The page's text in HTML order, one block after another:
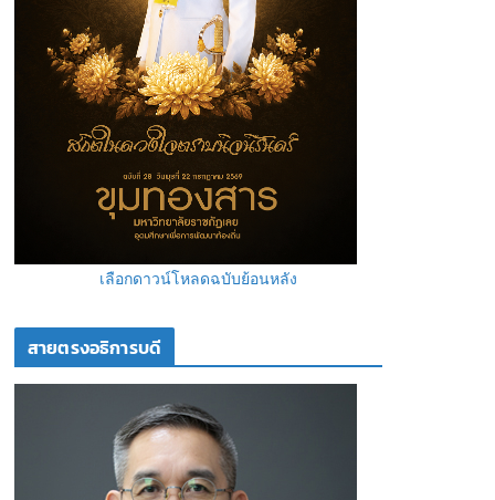
เลือกดาวน์โหลดฉบับย้อนหลัง
สายตรงอธิการบดี